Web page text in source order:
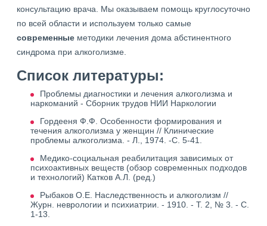
консультацию врача. Мы оказываем помощь круглосуточно
по всей области и используем только самые
современные методики лечения дома абстинентного
синдрома при алкоголизме.
Список литературы:
Проблемы диагностики и лечения алкоголизма и
наркоманий - Сборник трудов НИИ Наркологии
Гордееня Ф.Ф. Особенности формирования и
течения алкоголизма у женщин // Клинические
проблемы алкоголизма. - Л., 1974. -С. 5-41.
Медико-социальная реабилитация зависимых от
психоактивных веществ (обзор современных подходов
и технологий) Катков А.Л. (ред.)
Рыбаков О.Е. Наследственность и алкоголизм //
Журн. неврологии и психиатрии. - 1910. - Т. 2, № 3. - С.
1-13.